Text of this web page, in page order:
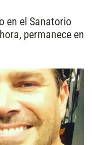
en el Sanatorio
permanece en